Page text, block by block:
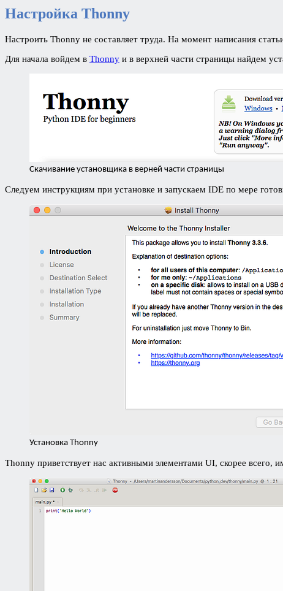
Настройка Thonny
Настроить Thonny не составляет труда. На момент написания
Для начала войдем в Thonny и в верхней части страницы найдем
Скачивание установщика в верней части страницы
Следуем инструкциям при установке и запускаем IDE по мере
Установка Thonny
Thonny приветствует нас активными элементами UI, скорее